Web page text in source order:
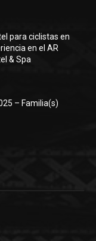
para ciclistas en
en el AR
& Spa
– Familia(s)